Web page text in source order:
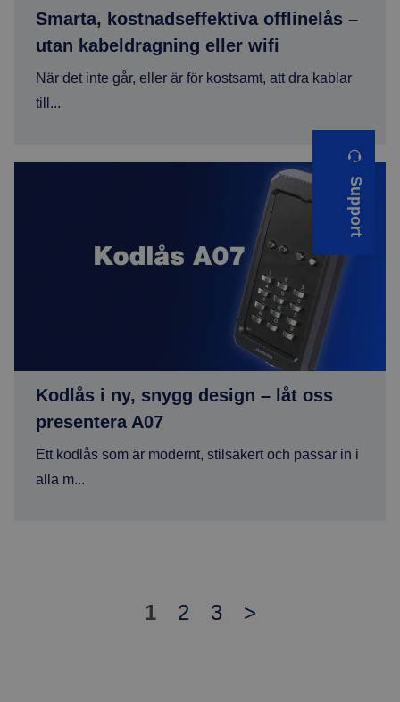
Support
Smarta, kostnadseffektiva offlinelås –
utan kabeldragning eller wifi
När det inte går, eller är för kostsamt, att dra kablar
till...
Kodlås i ny, snygg design – låt oss presentera A07
Kodlås i ny, snygg design – låt oss
presentera A07
Ett kodlås som är modernt, stilsäkert och passar in i
alla m...
Inläggsnavigation
1 2 3 >